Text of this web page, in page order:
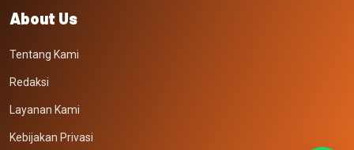
About Us
Tentang Kami
Redaksi
Layanan Kami
Kebijakan Privasi